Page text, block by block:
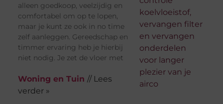
alleen goedkoop, veelzijdig en
comfortabel om op te lopen,
maar je kunt ze ook in no time
zelf aanleggen. Gereedschap en
timmer ervaring heb je hierbij
niet nodig. Je zet de vloer met
Woning en Tuin // Lees
verder »